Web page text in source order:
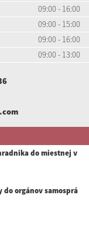
09:00 - 16:00
09:00 - 15:00
09:00 - 16:00
09:00 - 13:00
do miestnej v
do orgánov samosprá